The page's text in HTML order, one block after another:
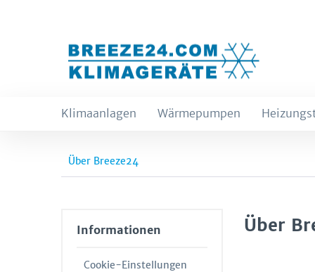
Klimaanlagen Wärmepumpen
Über Breeze24
Informationen
Cookie-Einstellungen
Über